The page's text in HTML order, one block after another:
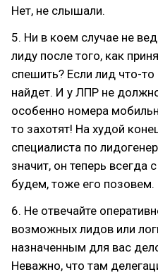
Нет, не слышали.
5. Ни в коем случае не
лиду после того, как
спешить? Если лид что-
найдет. И у ЛПР не
особенно номера
то захотят! На худой
специалиста по
значит, он теперь всегда
будем, тоже его позовем.
6. Не отвечайте
возможных лидов или
назначенным для вас
Неважно, что там